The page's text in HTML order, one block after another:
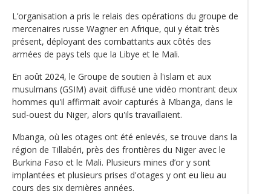
L’organisation a pris le relais des opérations du groupe de
mercenaires russe Wagner en Afrique, qui y était très
présent, déployant des combattants aux côtés des
armées de pays tels que la Libye et le Mali.
En août 2024, le Groupe de soutien à l'islam et aux
musulmans (GSIM) avait diffusé une vidéo montrant deux
hommes qu'il affirmait avoir capturés à Mbanga, dans le
sud-ouest du Niger, alors qu'ils travaillaient.
Mbanga, où les otages ont été enlevés, se trouve dans la
région de Tillabéri, près des frontières du Niger avec le
Burkina Faso et le Mali. Plusieurs mines d’or y sont
implantées et plusieurs prises d'otages y ont eu lieu au
cours des six dernières années.